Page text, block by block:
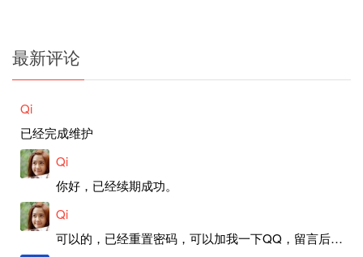
最新评论
Qi
已经完成维护
Qi
你好，已经续期成功。
Qi
可以的，已经重置密码，可以加我一下QQ，留言后我就发密码给你。